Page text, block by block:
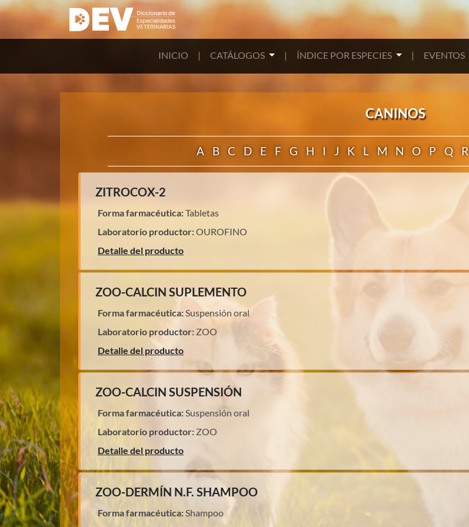
INICIO | CATÁLOGOS | ÍNDICE POR ESPECIES | EVENTOS
CANINOS
A B C D E F G H I J K L M N O P Q R
ZITROCOX-2
Forma farmacéutica:Tabletas
Laboratorio productor:OUROFINO
Detalle del producto
ZOO-CALCIN SUPLEMENTO
Forma farmacéutica: Suspensión oral
Laboratorio productor: ZOO
Detalle del producto
ZOO-CALCIN SUSPENSIÓN
Forma farmacéutica: Suspensión oral
Laboratorio productor: ZOO
Detalle del producto
ZOO-DERMÍN N.F. SHAMPOO
Forma farmacéutica: Shampoo